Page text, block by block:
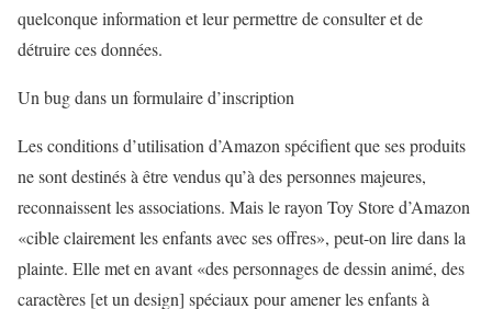
quelconque information et leur permettre de consulter et de
détruire ces données.
Un bug dans un formulaire d’inscription
Les conditions d’utilisation d’Amazon spécifient que ses produits
ne sont destinés à être vendus qu’à des personnes majeures,
reconnaissent les associations. Mais le rayon Toy Store d’Amazon
«cible clairement les enfants avec ses offres», peut-on lire dans la
plainte. Elle met en avant «des personnages de dessin animé, des
caractères [et un design] spéciaux pour amener les enfants à